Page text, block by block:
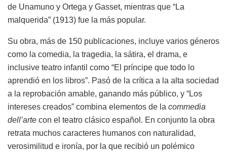
de Unamuno y Ortega y Gasset, mientras que “La
malquerida” (1913) fue la más popular.
Su obra, más de 150 publicaciones, incluye varios géneros
como la comedia, la tragedia, la sátira, el drama, e
inclusive teatro infantil como “El príncipe que todo lo
aprendió en los libros”. Pasó de la crítica a la alta sociedad
a la reprobación amable, ganando más público, y “Los
intereses creados” combina elementos de la commedia
dell’arte con el teatro clásico español. En conjunto la obra
retrata muchos caracteres humanos con naturalidad,
verosimilitud e ironía, por la que recibió un polémico